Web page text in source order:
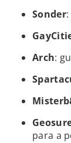
Sonder
Arch:
para a